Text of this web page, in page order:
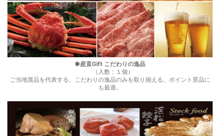
●産直Gift こだわりの逸品
（入数：１個）
ご当地賞品を代表する、こだわりの逸品のみを取り揃える。ポイント景品に
も最適。